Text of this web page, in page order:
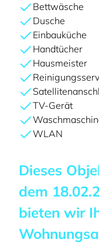
Bettwäsche
Dusche
Einbauküche
Handtücher
Hausmeister
TV-Gerät
WLAN
Dieses
dem
bieten wir